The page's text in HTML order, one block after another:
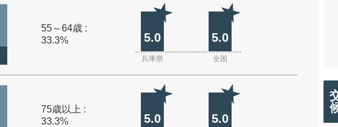
55～64歳 :
33.3%
5.0 5.0
兵庫県 全国
75歳以上 :
33.3%
5.0 5.0